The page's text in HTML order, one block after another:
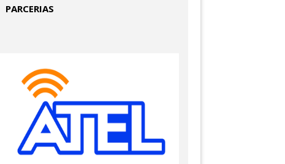
PARCERIAS